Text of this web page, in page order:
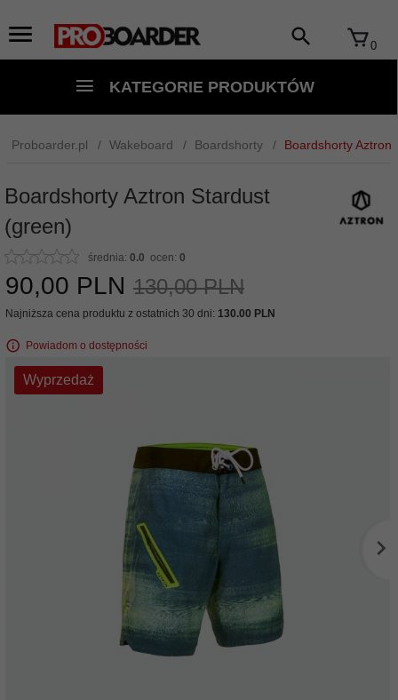
0
KATEGORIE PRODUKTÓW
Proboarder.pl Wakeboard Boardshorty Boardshorty Aztron
Boardshorty Aztron Stardust
(green)
średnia: 0.0 ocen: 0
90,00 PLN 130,00 PLN
Najniższa cena produktu z ostatnich 30 dni: 130.00 PLN
Powiadom o dostępności
Wyprzedaż